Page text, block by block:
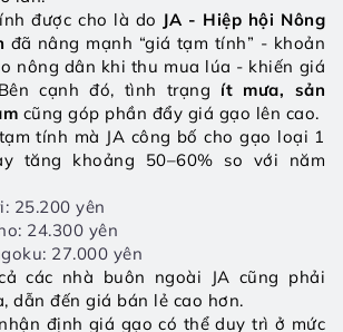
được cho là do JA - Hiệp hội Nông
đã nâng mạnh “giá tạm tính” - khoản
nông dân khi thu mua lúa - khiến giá
cạnh đó, tình trạng ít mưa, sản
cũng góp phần đẩy giá gạo lên cao.
tính mà JA công bố cho gạo loại 1
tăng khoảng 50–60% so với năm
25.200 yên
24.300 yên
27.000 yên
các nhà buôn ngoài JA cũng phải
dẫn đến giá bán lẻ cao hơn.
định giá gạo có thể duy trì ở mức